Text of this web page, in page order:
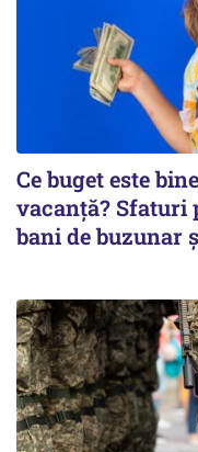
Ce buget este
vacanță?
bani de buzunar